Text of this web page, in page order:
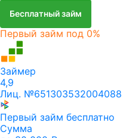
Бесплатный займ
Первый займ под 0%
Займер
4,9
Лиц. №651303532004088
Первый займ бесплатно
Сумма